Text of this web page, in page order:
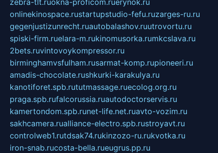
onlinekinospace.rustartupstudio-fefu.ruzarges-ru.ru
gegenjustizunrecht.ruautobalashov.ruutrovortu.ru
spiski-firm.ruelara-m.rukinomusorka.rumkcslava.ru
2bets.ruvintovoykompressor.ru
birminghamvsfulham.rusarmat-komp.rupioneeri.ru
amadis-chocolate.rushkurki-karakulya.ru
kanotiforet.spb.rututmassage.ruecolog.org.ru
praga.spb.rufalcorussia.ruautodoctorservis.ru
kamertondom.spb.runet-life.net.ruavto-vozim.ru
sakhcamera.rualliance-electro.spb.rustroyavt.ru
controlweb1.rutdsak74.rukinzozo-ru.rukvotka.ru
iron-snab.rucosta-bella.rueugrus.pp.ru